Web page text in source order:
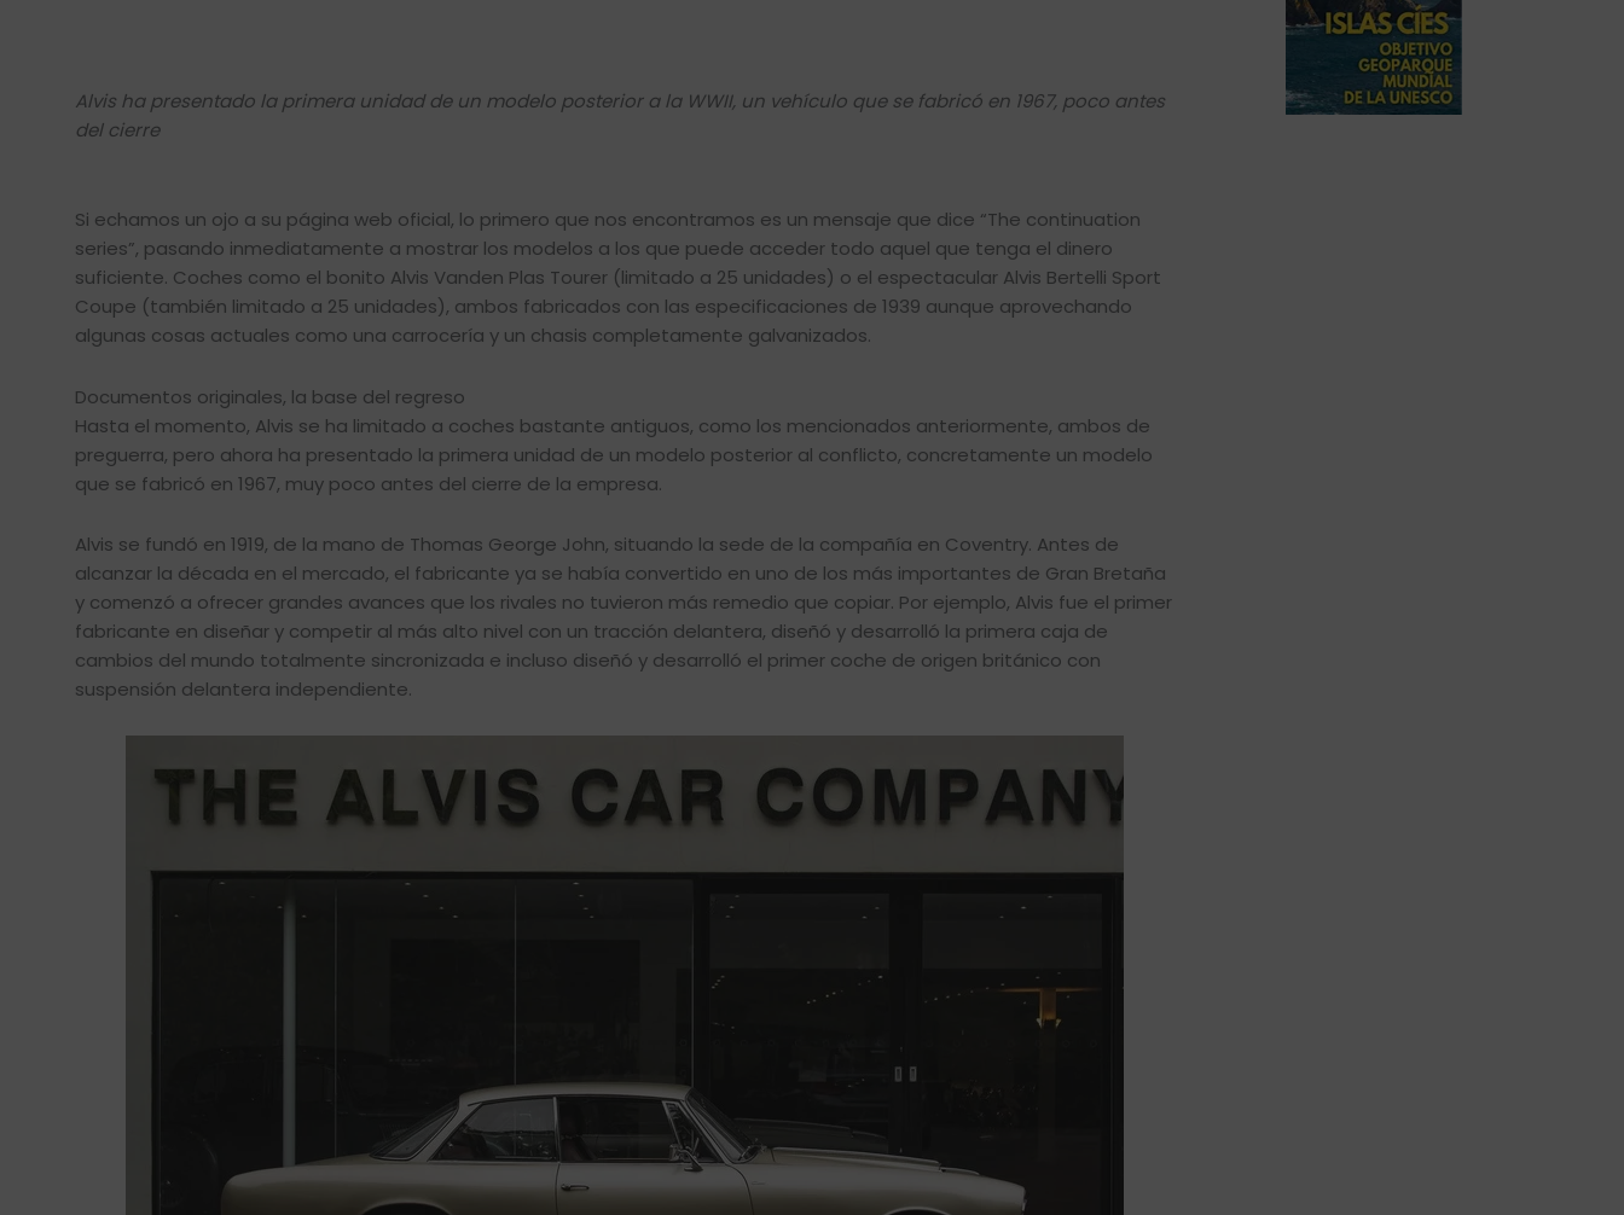
Alvis ha presentado la primera unidad de un modelo posterior a la WWII, un vehículo que se fabricó en 1967, poco antes
del cierre
Si echamos un ojo a su página web oficial, lo primero que nos encontramos es un mensaje que dice “The continuation
series”, pasando inmediatamente a mostrar los modelos a los que puede acceder todo aquel que tenga el dinero
suficiente. Coches como el bonito Alvis Vanden Plas Tourer (limitado a 25 unidades) o el espectacular Alvis Bertelli Sport
Coupe (también limitado a 25 unidades), ambos fabricados con las especificaciones de 1939 aunque aprovechando
algunas cosas actuales como una carrocería y un chasis completamente galvanizados.
Documentos originales, la base del regreso
Hasta el momento, Alvis se ha limitado a coches bastante antiguos, como los mencionados anteriormente, ambos de
preguerra, pero ahora ha presentado la primera unidad de un modelo posterior al conflicto, concretamente un modelo
que se fabricó en 1967, muy poco antes del cierre de la empresa.
Alvis se fundó en 1919, de la mano de Thomas George John, situando la sede de la compañía en Coventry. Antes de
alcanzar la década en el mercado, el fabricante ya se había convertido en uno de los más importantes de Gran Bretaña
y comenzó a ofrecer grandes avances que los rivales no tuvieron más remedio que copiar. Por ejemplo, Alvis fue el primer
fabricante en diseñar y competir al más alto nivel con un tracción delantera, diseñó y desarrolló la primera caja de
cambios del mundo totalmente sincronizada e incluso diseñó y desarrolló el primer coche de origen británico con
suspensión delantera independiente.